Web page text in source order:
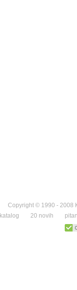
Copyright © 1990 - 2008
katalog 20 novih